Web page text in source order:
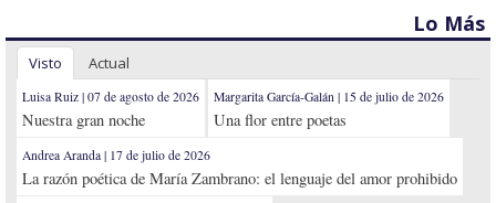
Lo Más
Visto Actual
Luisa Ruiz | 07 de agosto de 2026
Nuestra gran noche
Margarita García-Galán | 15 de julio de 2026
Una flor entre poetas
Andrea Aranda | 17 de julio de 2026
La razón poética de María Zambrano: el lenguaje del amor prohibido